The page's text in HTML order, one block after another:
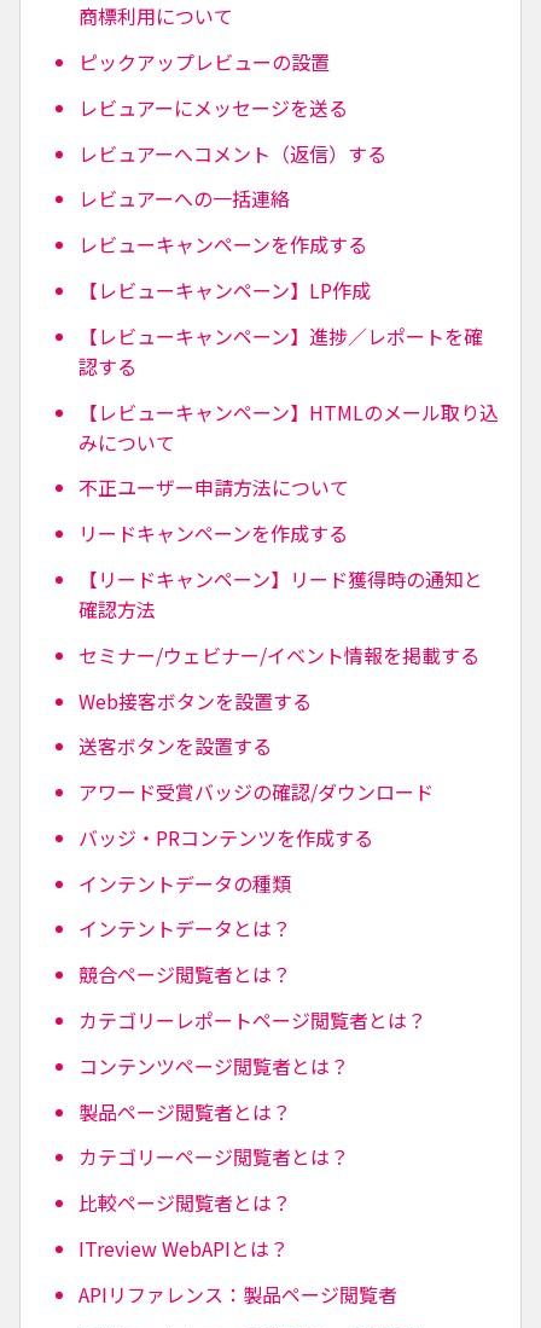
商標利用について
ピックアップレビューの設置
レビュアーにメッセージを送る
レビュアーへコメント（返信）する
レビュアーへの一括連絡
レビューキャンペーンを作成する
【レビューキャンペーン】LP作成
【レビューキャンペーン】進捗／レポートを確
認する
【レビューキャンペーン】HTMLのメール取り込
みについて
不正ユーザー申請方法について
リードキャンペーンを作成する
【リードキャンペーン】リード獲得時の通知と
確認方法
セミナー/ウェビナー/イベント情報を掲載する
Web接客ボタンを設置する
送客ボタンを設置する
アワード受賞バッジの確認/ダウンロード
バッジ・PRコンテンツを作成する
インテントデータの種類
インテントデータとは？
競合ページ閲覧者とは？
カテゴリーレポートページ閲覧者とは？
コンテンツページ閲覧者とは？
製品ページ閲覧者とは？
カテゴリーページ閲覧者とは？
比較ページ閲覧者とは？
ITreview WebAPIとは？
APIリファレンス：製品ページ閲覧者